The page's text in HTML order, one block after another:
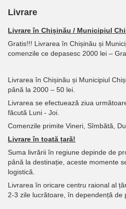
Livrare
Livrare în Chișinău / Municipiul
Gratis!!! Livrarea în Chișinău și
comenzile ce depasesc 2000 lei –
Livrarea în Chișinău și Municipiul
până la 2000 – 50 lei.
Livrarea se efectuează ziua
făcută Luni - Joi.
Comenzile primite Vineri, Sîmbătă,
Livrare în toată țară!
Suma livrării în regiune depinde de
până la destinație, aceste momente
logistică.
Livrarea în oricare centru raional al
2-3 zile lucrătoare, în dependență de